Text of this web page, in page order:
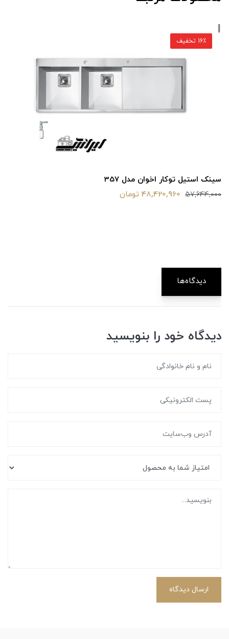
سینک استیل توکار اخوان مدل 357
57,644,000 48,420,960 تومان
16٪ تخفیف
دیدگاه‌ها
دیدگاه خود را بنویسید
ارسال دیدگاه